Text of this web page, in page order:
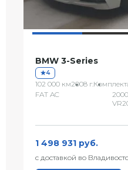
BMW 3-Series
4
102 000 км2008 г.
FAT AC
1 498 931 руб.
с доставкой во